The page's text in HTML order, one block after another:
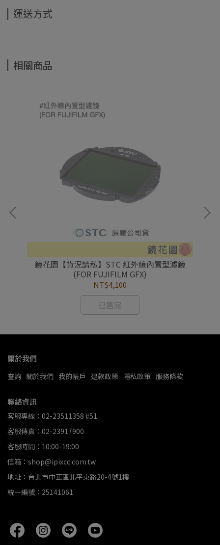
運送方式
相關商品
鏡花園【貨況請私】STC 紅外線內置型濾鏡
(FOR FUJIFILM GFX)
NT$4,100
已售完
關於我們
查詢 關於我們 我的帳戶 退款政策 隱私政策 服務條款
聯絡資訊
客服專線：02-23511358 #51
客服傳真：02-23917900
客服時間：10:00-19:00
信箱：shop@ipixcc.com.tw
地址：台北市中正區北平東路20-4號1樓
統一編號：25141061